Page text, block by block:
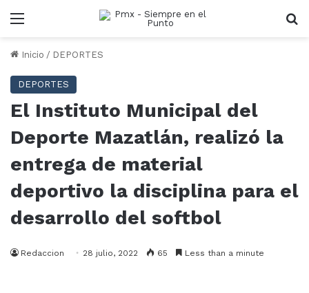
Menu
Inicio / DEPORTES
DEPORTES
El Instituto Municipal del
Deporte Mazatlán, realizó la
entrega de material
deportivo la disciplina para el
desarrollo del softbol
Redaccion 28 julio, 2022 65 Less than a minute